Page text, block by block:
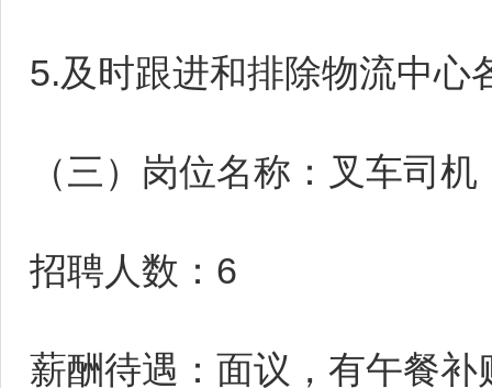
5.及时跟进和排除物流中心
（三）岗位名称：叉车司机
招聘人数：6
薪酬待遇：面议，有午餐补